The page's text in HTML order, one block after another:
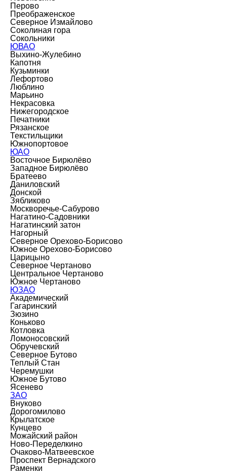
Перово
Преображенское
Северное Измайлово
Соколиная гора
Сокольники
ЮВАО
Выхино-Жулебино
Капотня
Кузьминки
Лефортово
Люблино
Марьино
Некрасовка
Нижегородское
Печатники
Рязанское
Текстильщики
Южнопортовое
ЮАО
Восточное Бирюлёво
Западное Бирюлёво
Братеево
Даниловский
Донской
Зябликово
Москворечье-Сабурово
Нагатино-Садовники
Нагатинский затон
Нагорный
Северное Орехово-Борисово
Южное Орехово-Борисово
Царицыно
Северное Чертаново
Центральное Чертаново
Южное Чертаново
ЮЗАО
Академический
Гагаринский
Зюзино
Коньково
Котловка
Ломоносовский
Обручевский
Северное Бутово
Теплый Стан
Черемушки
Южное Бутово
Ясенево
ЗАО
Внуково
Дорогомилово
Крылатское
Кунцево
Можайский район
Ново-Переделкино
Очаково-Матвеевское
Проспект Вернадского
Раменки